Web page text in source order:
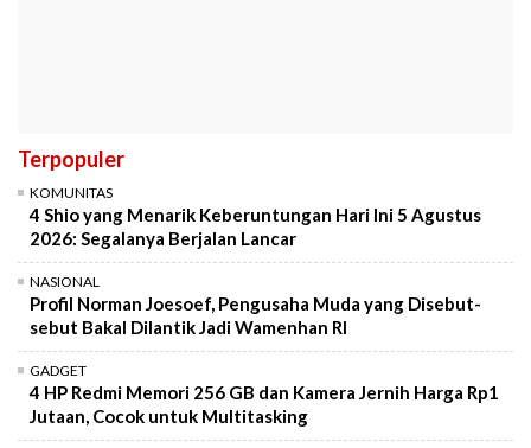
Terpopuler
KOMUNITAS
4 Shio yang Menarik Keberuntungan Hari Ini 5 Agustus
2026: Segalanya Berjalan Lancar
NASIONAL
Profil Norman Joesoef, Pengusaha Muda yang Disebut-
sebut Bakal Dilantik Jadi Wamenhan RI
GADGET
4 HP Redmi Memori 256 GB dan Kamera Jernih Harga Rp1
Jutaan, Cocok untuk Multitasking